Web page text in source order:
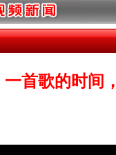
一首歌的时间